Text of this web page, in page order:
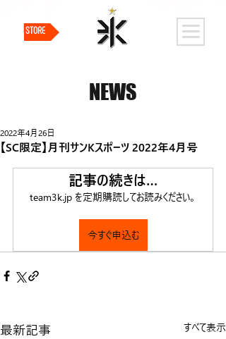
STORE
NEWS
【SC限定】月刊サンKスポーツ 2022年4月号
2022年4月26日
記事の続きは…
team3k.jp を定期購読してお読みください。
今すぐ申込む
最新記事 すべて表示